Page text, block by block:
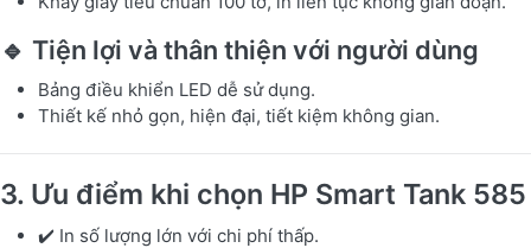
🔹 Tiện lợi và thân thiện với người dùng
Bảng điều khiển LED dễ sử dụng.
Thiết kế nhỏ gọn, hiện đại, tiết kiệm không gian.
3. Ưu điểm khi chọn HP Smart Tank 585
✔️ In số lượng lớn với chi phí thấp.